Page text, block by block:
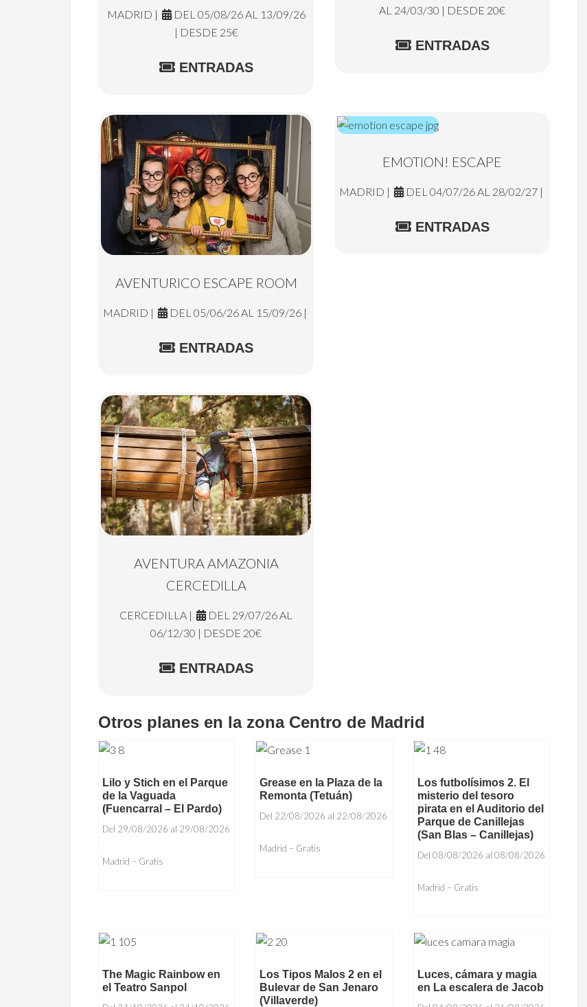
MADRID |
DEL 05/08/26 AL 13/09/26
| DESDE 25€
ENTRADAS
AL 24/03/30 | DESDE 20€
ENTRADAS
AVENTURICO ESCAPE ROOM
MADRID | DEL 05/06/26 AL 15/09/26 |
ENTRADAS
EMOTION! ESCAPE
MADRID | DEL 04/07/26 AL 28/02/27 |
ENTRADAS
AVENTURA AMAZONIA
CERCEDILLA
CERCEDILLA |
DEL 29/07/26 AL
06/12/30 | DESDE 20€
ENTRADAS
Otros planes en la zona Centro de Madrid
Lilo y Stich en el Parque
de la Vaguada
(Fuencarral – El Pardo)
Del 29/08/2026 al 29/08/2026
Madrid – Gratis
Grease en la Plaza de la
Remonta (Tetuán)
Del 22/08/2026 al 22/08/2026
Madrid – Gratis
Los futbolísimos 2. El
misterio del tesoro
pirata en el Auditorio del
Parque de Canillejas
(San Blas – Canillejas)
Del 08/08/2026 al 08/08/2026
Madrid – Gratis
The Magic Rainbow en
el Teatro Sanpol
Los Tipos Malos 2 en el
Bulevar de San Jenaro
(Villaverde)
Luces, cámara y magia
en La escalera de Jacob